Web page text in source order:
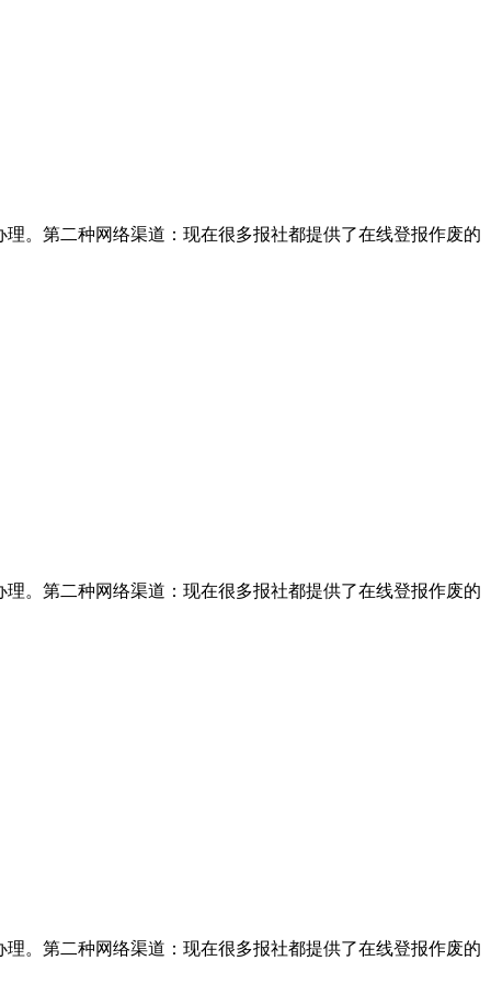
。第二种网络渠道：现在很多报社都提供了在线登报作废的
。第二种网络渠道：现在很多报社都提供了在线登报作废的
。第二种网络渠道：现在很多报社都提供了在线登报作废的